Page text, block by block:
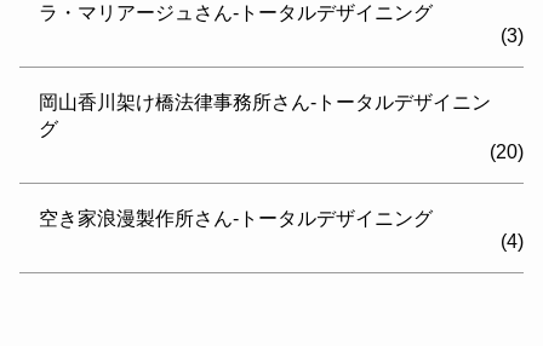
ラ・マリアージュさん-トータルデザイニング
(3)
岡山香川架け橋法律事務所さん-トータルデザイニン
グ
(20)
空き家浪漫製作所さん-トータルデザイニング
(4)